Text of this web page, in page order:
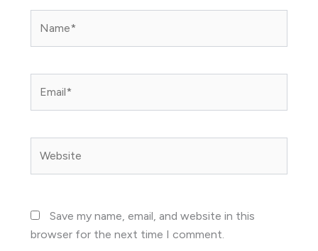
Save my name, email, and website in this
browser for the next time I comment.